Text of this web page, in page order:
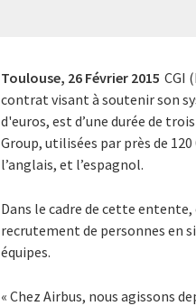
Toulouse, 26 Février 2015 CGI
contrat visant à soutenir son
d'euros, est d’une durée de
Group, utilisées par près de
l’anglais, et l’espagnol.
Dans le cadre de cette
recrutement de personnes en
équipes.
« Chez Airbus, nous agissons